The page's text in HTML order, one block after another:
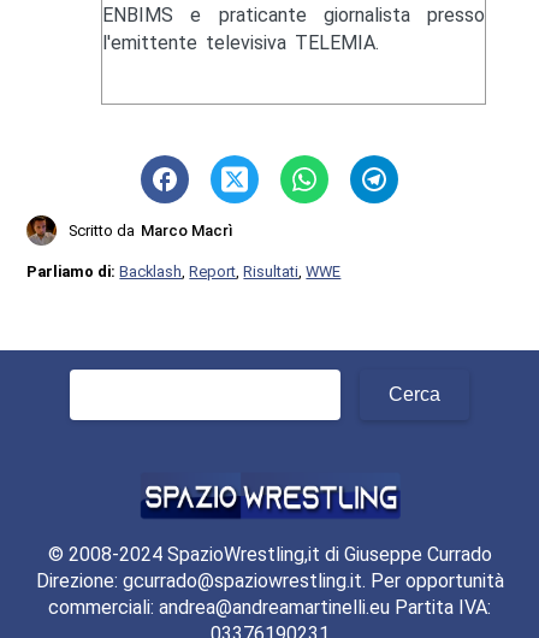
ENBIMS e praticante giornalista presso
l'emittente televisiva TELEMIA.
Scritto da Marco Macrì
Parliamo di:Backlash ,Report ,Risultati ,WWE
© 2008-2024 SpazioWrestling,it di Giuseppe Currado
Direzione: gcurrado@spaziowrestling.it. Per opportunità
commerciali: andrea@andreamartinelli.eu Partita IVA: